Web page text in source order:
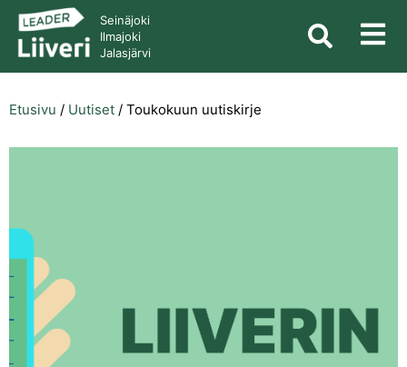
Seinäjoki
Ilmajoki
Jalasjärvi
Etusivu / Uutiset / Toukokuun uutiskirje